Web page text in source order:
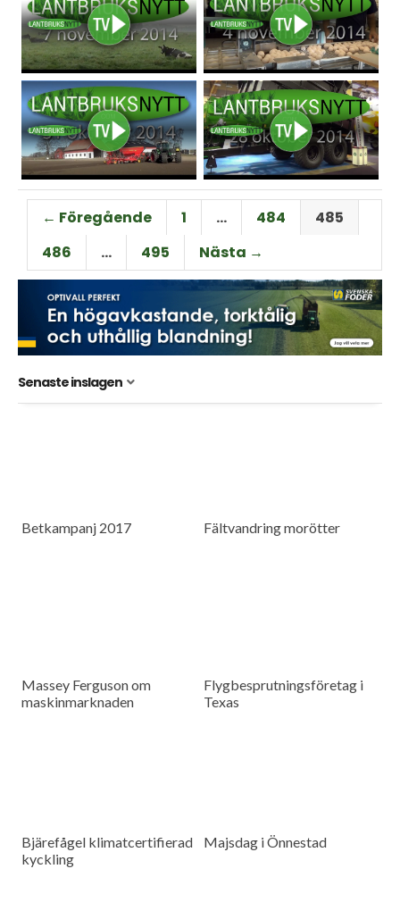
← Föregående 1 … 484
485
486
… 495 Nästa →
Senaste inslagen
Betkampanj 2017 Fältvandring morötter
Massey Ferguson om
maskinmarknaden
Flygbesprutningsföretag i
Texas
Bjärefågel klimatcertifierad
kyckling
Majsdag i Önnestad